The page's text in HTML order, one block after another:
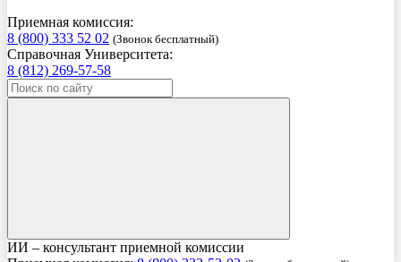
Приемная комиссия:
8 (800) 333 52 02 (Звонок бесплатный)
Справочная Университета:
8 (812) 269-57-58
ИИ – консультант приемной комиссии